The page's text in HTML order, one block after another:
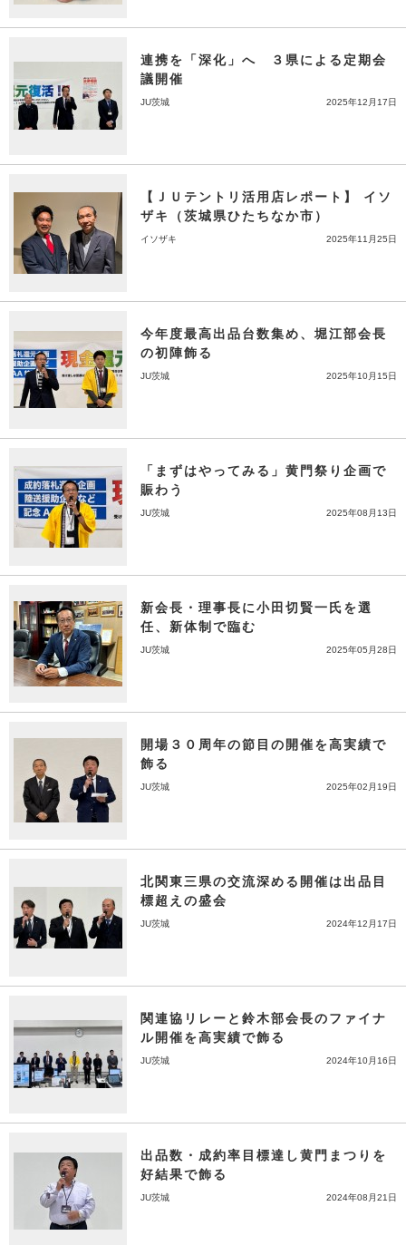
連携を「深化」へ ３県による定期会
議開催
JU茨城 2025年12月17日
【ＪＵテントリ活用店レポート】 イソ
ザキ（茨城県ひたちなか市）
イソザキ 2025年11月25日
今年度最高出品台数集め、堀江部会長
の初陣飾る
JU茨城 2025年10月15日
「まずはやってみる」黄門祭り企画で
賑わう
JU茨城 2025年08月13日
新会長・理事長に小田切賢一氏を選
任、新体制で臨む
JU茨城 2025年05月28日
開場３０周年の節目の開催を高実績で
飾る
JU茨城 2025年02月19日
北関東三県の交流深める開催は出品目
標超えの盛会
JU茨城 2024年12月17日
関連協リレーと鈴木部会長のファイナ
ル開催を高実績で飾る
JU茨城 2024年10月16日
出品数・成約率目標達し黄門まつりを
好結果で飾る
JU茨城 2024年08月21日